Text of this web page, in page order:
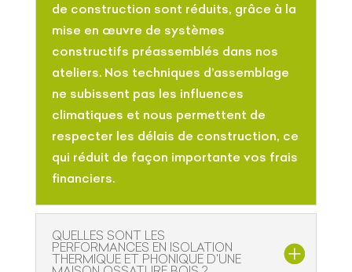
de construction sont réduits, grâce à la
mise en œuvre de systèmes
constructifs préassemblés dans nos
ateliers. Nos techniques d’assemblage
ne subissent pas les influences
climatiques et nous permettent de
respecter les délais de construction, ce
qui réduit de façon importante vos frais
financiers.
QUELLES SONT LES
PERFORMANCES EN ISOLATION
THERMIQUE ET PHONIQUE D'UNE